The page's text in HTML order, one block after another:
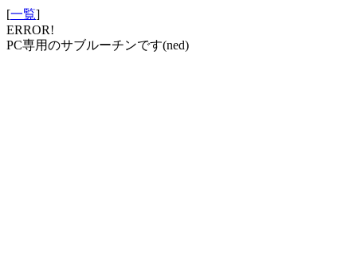
[一覧]
ERROR!
PC専用のサブルーチンです(ned)